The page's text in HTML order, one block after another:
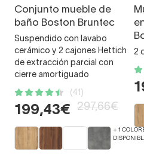
Conjunto mueble de
baño Boston Bruntec
Suspendido con lavabo
cerámico y 2 cajones Hettich
de extracción parcial con
cierre amortiguado
(41)
199,43€ 297,66€
+ 1
2